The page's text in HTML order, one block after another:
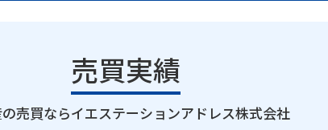
売買実績
｜
売買ならイエステーションアドレス株式会社